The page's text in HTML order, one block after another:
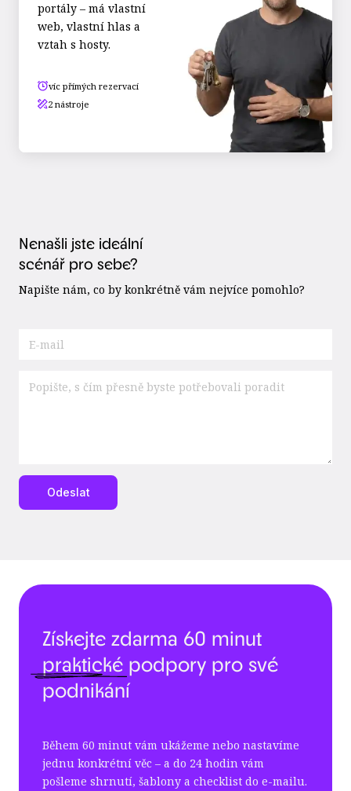
portály – má vlastní
web, vlastní hlas a
vztah s hosty.
víc přímých rezervací
2 nástroje
Nenašli jste ideální
scénář pro sebe?
Napište nám, co by konkrétně vám nejvíce pomohlo?
byste
Odeslat
Získejte zdarma 60 minut
praktické podpory pro své
podnikání
Během 60 minut vám ukážeme nebo nastavíme
jednu konkrétní věc – a do 24 hodin vám
pošleme shrnutí, šablony a checklist do e-mailu.